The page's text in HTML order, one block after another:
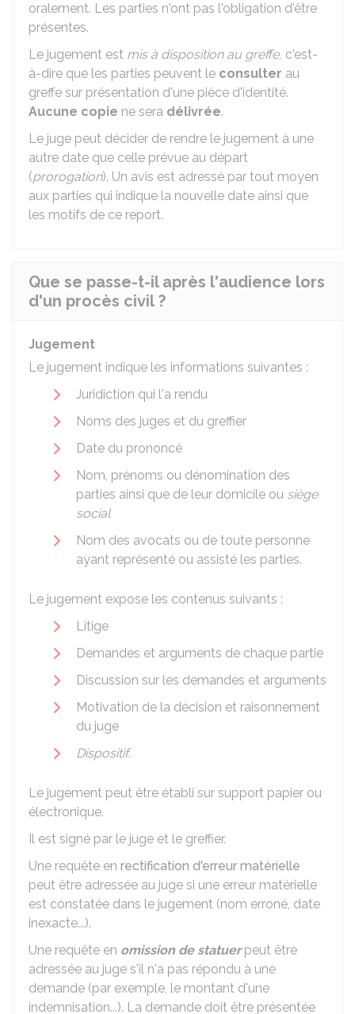
oralement. Les parties n'ont pas l'obligation d'être
présentes.
Le jugement est mis à disposition au greffe, c'est-
à-dire que les parties peuvent le consulter au
greffe sur présentation d'une pièce d'identité.
Aucune copie ne sera délivrée.
Le juge peut décider de rendre le jugement à une
autre date que celle prévue au départ
(prorogation). Un avis est adressé par tout moyen
aux parties qui indique la nouvelle date ainsi que
les motifs de ce report.
Que se passe-t-il après l'audience lors
d'un procès civil ?
Jugement
Le jugement indique les informations suivantes :
Juridiction qui l'a rendu
Noms des juges et du greffier
Date du prononcé
Nom, prénoms ou dénomination des
parties ainsi que de leur domicile ou siège
social
Nom des avocats ou de toute personne
ayant représenté ou assisté les parties.
Le jugement expose les contenus suivants :
Litige
Demandes et arguments de chaque partie
Discussion sur les demandes et arguments
Motivation de la décision et raisonnement
du juge
Dispositif.
Le jugement peut être établi sur support papier ou
électronique.
Il est signé par le juge et le greffier.
Une requête en rectification d'erreur matérielle
peut être adressée au juge si une erreur matérielle
est constatée dans le jugement (nom erroné, date
inexacte...).
Une requête en omission de statuerpeut être
adressée au juge s'il n'a pas répondu à une
demande (par exemple, le montant d'une
indemnisation...). La demande doit être présentée